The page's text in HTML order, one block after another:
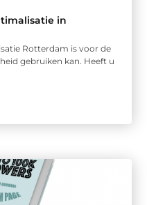
in
Rotterdam is voor de
gebruiken kan. Heeft u